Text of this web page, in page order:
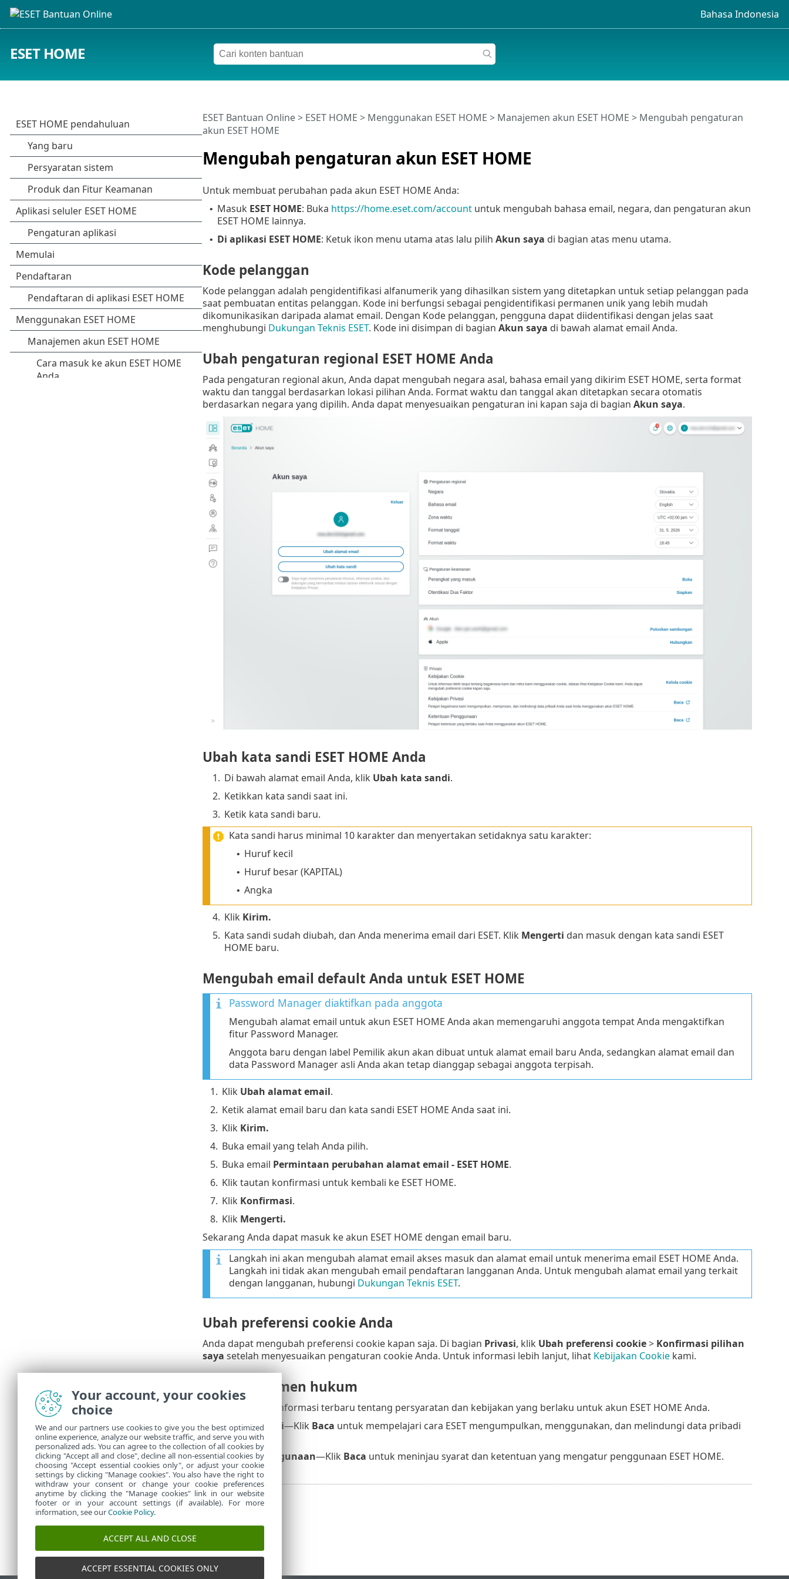
Bahasa Indonesia
ESET HOME
Mengubah pengaturan akun ESET HOME
ESET Bantuan Online> ESET HOME > Menggunakan ESET HOME > Manajemen akun ESET HOME > Mengubah pengaturan
akun ESET HOME
Untuk membuat perubahan pada akun ESET HOME Anda:
• Masuk ESET HOME: Buka https://home.eset.com/accountuntuk mengubah bahasa email, negara, dan pengaturan akun
ESET HOME lainnya.
• Di aplikasi ESET HOME: Ketuk ikon menu utama atas lalu pilih Akun saya di bagian atas menu utama.
Kode pelanggan
Kode pelanggan adalah pengidentifikasi alfanumerik yang dihasilkan sistem yang ditetapkan untuk setiap pelanggan pada
saat pembuatan entitas pelanggan. Kode ini berfungsi sebagai pengidentifikasi permanen unik yang lebih mudah
dikomunikasikan daripada alamat email. Dengan Kode pelanggan, pengguna dapat diidentifikasi dengan jelas saat
menghubungi Dukungan Teknis ESET. Kode ini disimpan di bagian Akun saya di bawah alamat email Anda.
Ubah pengaturan regional ESET HOME Anda
Pada pengaturan regional akun, Anda dapat mengubah negara asal, bahasa email yang dikirim ESET HOME, serta format
waktu dan tanggal berdasarkan lokasi pilihan Anda. Format waktu dan tanggal akan ditetapkan secara otomatis
berdasarkan negara yang dipilih. Anda dapat menyesuaikan pengaturan ini kapan saja di bagian Akun saya.
Ubah kata sandi ESET HOME Anda
1. Di bawah alamat email Anda, klik Ubah kata sandi.
2. Ketikkan kata sandi saat ini.
3. Ketik kata sandi baru.
Kata sandi harus minimal 10 karakter dan menyertakan setidaknya satu karakter:
• Huruf kecil
• Huruf besar (KAPITAL)
• Angka
4. Klik Kirim.
5. Kata sandi sudah diubah, dan Anda menerima email dari ESET. Klik Mengerti dan masuk dengan kata sandi ESET
HOME baru.
Mengubah email default Anda untuk ESET HOME
Password Manager diaktifkan pada anggota
Mengubah alamat email untuk akun ESET HOME Anda akan memengaruhi anggota tempat Anda mengaktifkan
fitur Password Manager.
Anggota baru dengan label Pemilik akun akan dibuat untuk alamat email baru Anda, sedangkan alamat email dan
data Password Manager asli Anda akan tetap dianggap sebagai anggota terpisah.
1. Klik Ubah alamat email.
2. Ketik alamat email baru dan kata sandi ESET HOME Anda saat ini.
3. Klik Kirim.
4. Buka email yang telah Anda pilih.
5. Buka email Permintaan perubahan alamat email - ESET HOME.
6. Klik tautan konfirmasi untuk kembali ke ESET HOME.
7. Klik Konfirmasi.
8. Klik Mengerti.
Sekarang Anda dapat masuk ke akun ESET HOME dengan email baru.
Langkah ini akan mengubah alamat email akses masuk dan alamat email untuk menerima email ESET HOME Anda.
Langkah ini tidak akan mengubah email pendaftaran langganan Anda. Untuk mengubah alamat email yang terkait
dengan langganan, hubungi Dukungan Teknis ESET.
Ubah preferensi cookie Anda
Anda dapat mengubah preferensi cookie kapan saja. Di bagian Privasi, klik Ubah preferensi cookie> Konfirmasi pilihan
saya setelah menyesuaikan pengaturan cookie Anda. Untuk informasi lebih lanjut, lihat Kebijakan Cookiekami.
Akses dokumen hukum
Selalu dapatkan informasi terbaru tentang persyaratan dan kebijakan yang berlaku untuk akun ESET HOME Anda.
Kebijakan privasi—Klik Baca untuk mempelajari cara ESET mengumpulkan, menggunakan, dan melindungi data pribadi
Anda.
Ketentuan penggunaan—Klik Baca untuk meninjau syarat dan ketentuan yang mengatur penggunaan ESET HOME.
Your account, your cookies
choice
We and our partners use cookies to give you the best optimized
online experience, analyze our website traffic, and serve you with
personalized ads. You can agree to the collection of all cookies by
clicking "Accept all and close", decline all non-essential cookies by
choosing "Accept essential cookies only", or adjust your cookie
settings by clicking "Manage cookies". You also have the right to
withdraw your consent or change your cookie preferences
anytime by clicking the "Manage cookies" link in our website
footer or in your account settings (if available). For more
information, see ourCookie Policy.
ACCEPT ALL AND CLOSE
ACCEPT ESSENTIAL COOKIES ONLY